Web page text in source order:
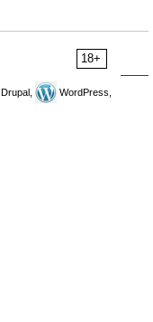
18+
Drupal,
WordPress,